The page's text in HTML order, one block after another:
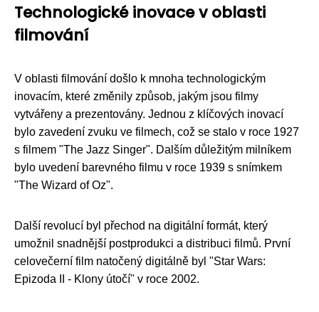
Technologické inovace v oblasti
filmování
V oblasti filmování došlo k mnoha technologickým
inovacím, které změnily způsob, jakým jsou filmy
vytvářeny a prezentovány. Jednou z klíčových inovací
bylo zavedení zvuku ve filmech, což se stalo v roce 1927
s filmem "The Jazz Singer". Dalším důležitým milníkem
bylo uvedení barevného filmu v roce 1939 s snímkem
"The Wizard of Oz".
Další revolucí byl přechod na digitální formát, který
umožnil snadnější postprodukci a distribuci filmů. První
celovečerní film natočený digitálně byl "Star Wars:
Epizoda II - Klony útočí" v roce 2002.